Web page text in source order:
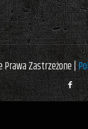
Prawa Zastrzeżone |